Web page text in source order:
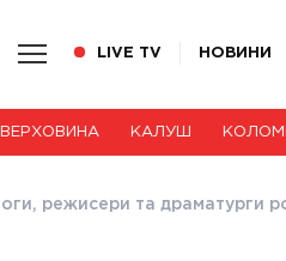
LIVE TV НОВИНИ
ВЕРХОВИНА КАЛУШ
режисери та драматурги